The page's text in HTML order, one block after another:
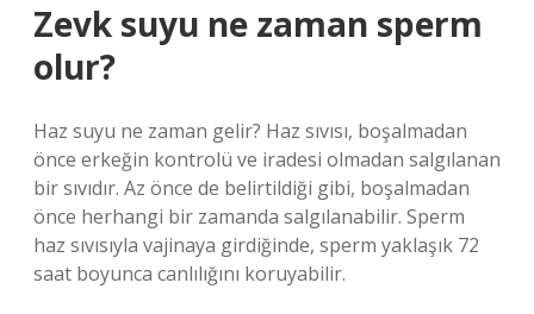
Zevk suyu ne zaman sperm
olur?
Haz suyu ne zaman gelir? Haz sıvısı, boşalmadan
önce erkeğin kontrolü ve iradesi olmadan salgılanan
bir sıvıdır. Az önce de belirtildiği gibi, boşalmadan
önce herhangi bir zamanda salgılanabilir. Sperm
haz sıvısıyla vajinaya girdiğinde, sperm yaklaşık 72
saat boyunca canlılığını koruyabilir.